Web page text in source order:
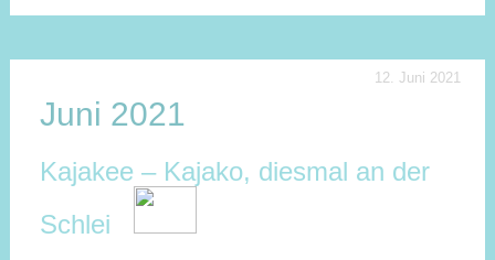
12. Juni 2021
Juni 2021
Kajakee – Kajako, diesmal an der
Schlei